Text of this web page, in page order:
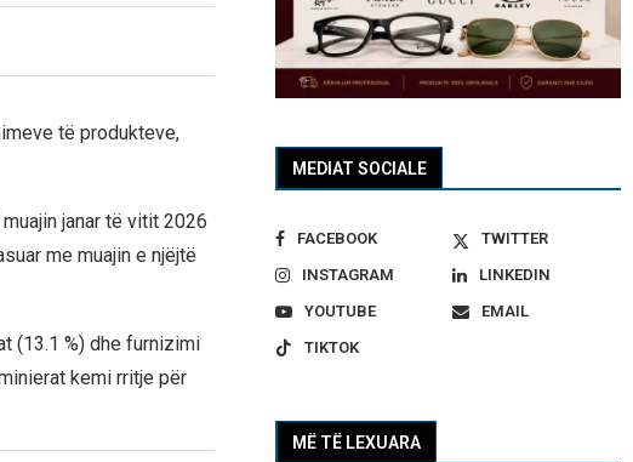
të produkteve,
janar të vitit 2026
me muajin e njëjtë
(13.1 %) dhe furnizimi
kemi rritje për
MEDIAT SOCIALE
FACEBOOK
TWITTER
INSTAGRAM
LINKEDIN
YOUTUBE
EMAIL
TIKTOK
MË TË LEXUARA